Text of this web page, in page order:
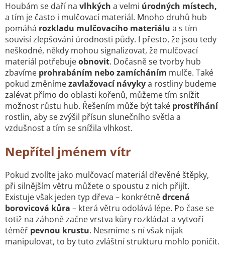
Houbám se daří na vlhkých a velmi úrodných místech,
a tím je často i mulčovací materiál. Mnoho druhů hub
pomáhá rozkladu mulčovacího materiálu a s tím
souvisí zlepšování úrodnosti půdy. I přesto, že jsou tedy
neškodné, někdy mohou signalizovat, že mulčovací
materiál potřebujeobnovit. Dočasně se tvorby hub
zbavíme prohrabáním nebo zamícháním mulče. Také
pokud změnímezavlažovací návykya rostliny budeme
zalévat přímo do oblasti kořenů, můžeme tím snížit
možnost růstu hub. Řešením může být také prostříhání
rostlin, aby se zvýšil přísun slunečního světla a
vzdušnost a tím se snížila vlhkost.
Nepřítel jménem vítr
Pokud zvolíte jako mulčovací materiál dřevěné štěpky,
při silnějším větru můžete o spoustu z nich přijít.
Existuje však jeden typ dřeva – konkrétnědrcená
borovicová kůra – která větru odolává lépe. Po čase se
totiž na záhoně začne vrstva kůry rozkládat a vytvoří
téměř pevnou krustu. Nesmíme s ní však nijak
manipulovat, to by tuto zvláštní strukturu mohlo poničit.